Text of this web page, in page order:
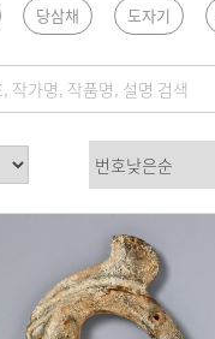
당삼채 도자기